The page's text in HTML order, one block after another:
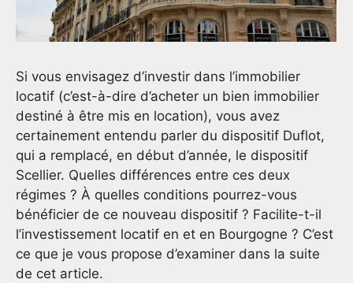
Si vous envisagez d’investir dans l’immobilier
locatif (c’est-à-dire d’acheter un bien immobilier
destiné à être mis en location), vous avez
certainement entendu parler du dispositif Duflot,
qui a remplacé, en début d’année, le dispositif
Scellier. Quelles différences entre ces deux
régimes ? À quelles conditions pourrez-vous
bénéficier de ce nouveau dispositif ? Facilite-t-il
l’investissement locatif en et en Bourgogne ? C’est
ce que je vous propose d’examiner dans la suite
de cet article.